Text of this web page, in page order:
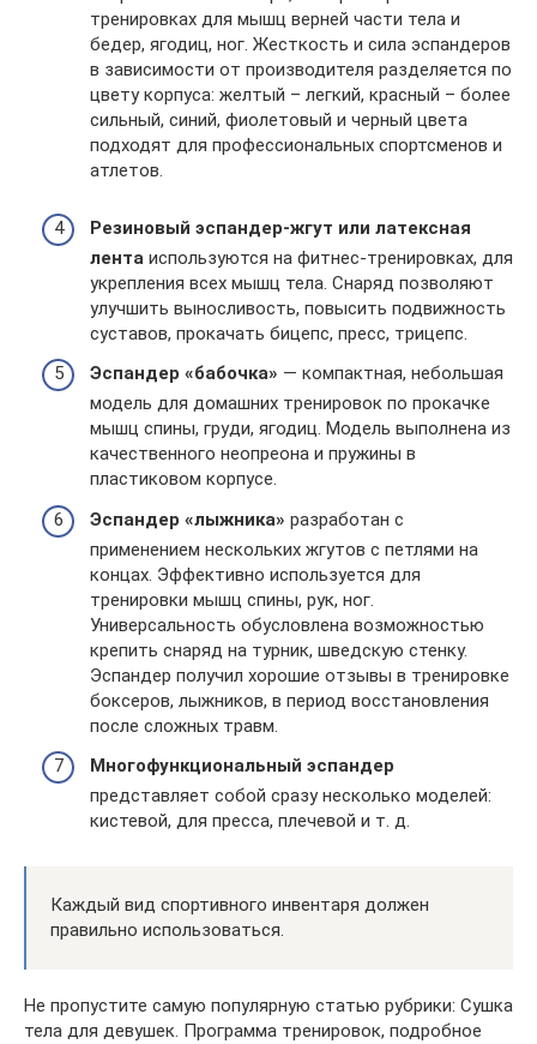
тренировках для мышц верней части тела и
бедер, ягодиц, ног. Жесткость и сила эспандеров
в зависимости от производителя разделяется по
цвету корпуса: желтый – легкий, красный – более
сильный, синий, фиолетовый и черный цвета
подходят для профессиональных спортсменов и
атлетов.
Резиновый эспандер-жгут или латексная
лента используются на фитнес-тренировках, для
укрепления всех мышц тела. Снаряд позволяют
улучшить выносливость, повысить подвижность
суставов, прокачать бицепс, пресс, трицепс.
Эспандер «бабочка» — компактная, небольшая
модель для домашних тренировок по прокачке
мышц спины, груди, ягодиц. Модель выполнена из
качественного неопреона и пружины в
пластиковом корпусе.
Эспандер «лыжника» разработан с
применением нескольких жгутов с петлями на
концах. Эффективно используется для
тренировки мышц спины, рук, ног.
Универсальность обусловлена возможностью
крепить снаряд на турник, шведскую стенку.
Эспандер получил хорошие отзывы в тренировке
боксеров, лыжников, в период восстановления
после сложных травм.
Многофункциональный эспандер
представляет собой сразу несколько моделей:
кистевой, для пресса, плечевой и т. д.
Каждый вид спортивного инвентаря должен
правильно использоваться.
Не пропустите самую популярную статью рубрики: Сушка
тела для девушек. Программа тренировок, подробное